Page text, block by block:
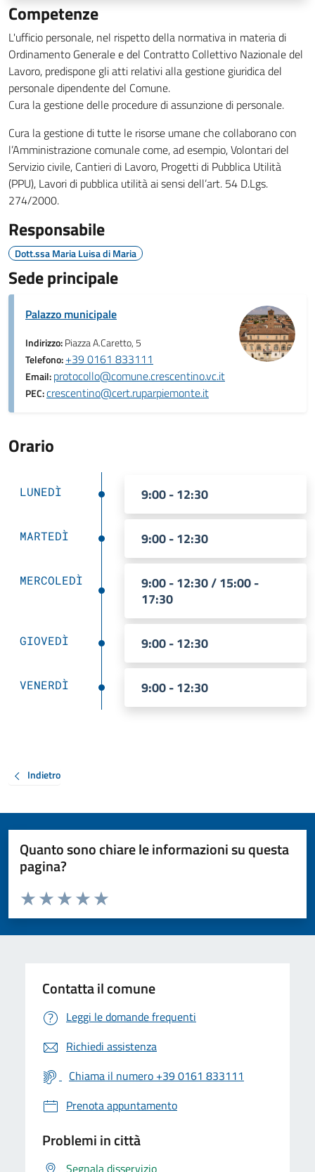
Competenze
L'ufficio personale, nel rispetto della normativa in materia di
Ordinamento Generale e del Contratto Collettivo Nazionale del
Lavoro, predispone gli atti relativi alla gestione giuridica del
personale dipendente del Comune.
Cura la gestione delle procedure di assunzione di personale.
Cura la gestione di tutte le risorse umane che collaborano con
l’Amministrazione comunale come, ad esempio, Volontari del
Servizio civile, Cantieri di Lavoro, Progetti di Pubblica Utilità
(PPU), Lavori di pubblica utilità ai sensi dell’art. 54 D.Lgs.
274/2000.
Responsabile
Dott.ssa Maria Luisa di Maria
Sede principale
Palazzo municipale
Indirizzo:Piazza A.Caretto, 5
Telefono:+39 0161 833111
Email:protocollo@comune.crescentino.vc.it
PEC:crescentino@cert.ruparpiemonte.it
Orario
LUNEDÌ 9:00 - 12:30
MARTEDÌ 9:00 - 12:30
MERCOLEDÌ
9:00 - 12:30 / 15:00 -
17:30
GIOVEDÌ 9:00 - 12:30
VENERDÌ 9:00 - 12:30
Indietro
Quanto sono chiare le informazioni su questa
pagina?
Valuta da 1 a 5 stelle la pagina
Valuta 5 stelle su 5
Valuta 4 stelle su 5
Valuta 3 stelle su 5
Valuta 2 stelle su 5
Valuta 1 stelle su 5
Contatta il comune
Leggi le domande frequenti
Richiedi assistenza
Chiama il numero +39 0161 833111
Prenota appuntamento
Problemi in città
Segnala disservizio